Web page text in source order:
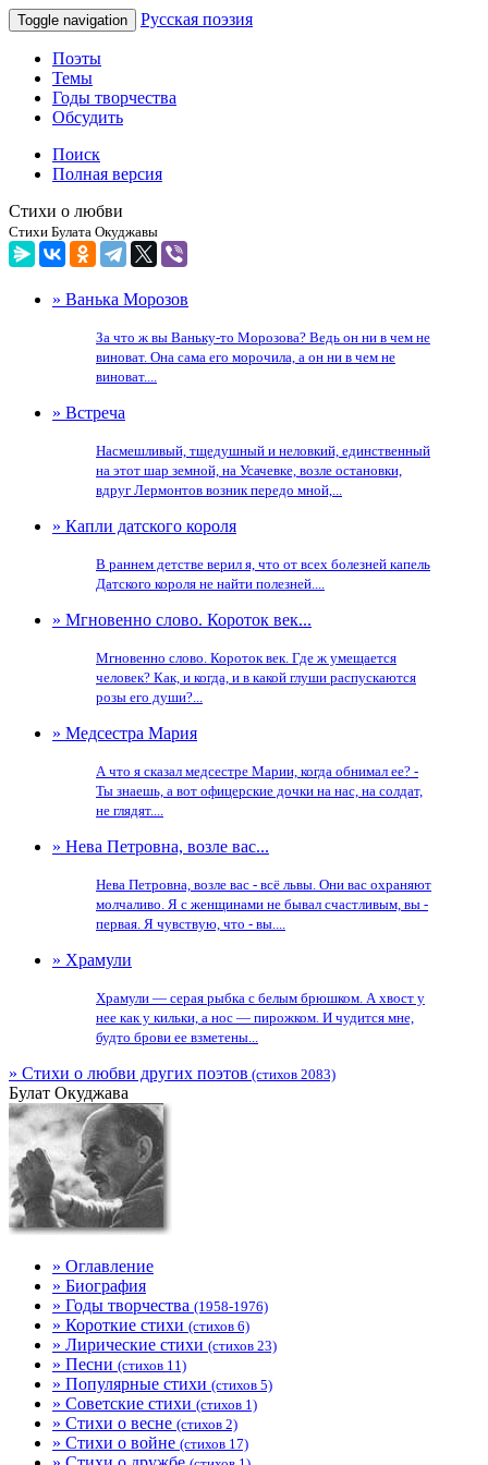
Toggle navigation Русская поэзия
Поэты
Темы
Годы творчества
Обсудить
Поиск
Полная версия
Стихи о любви
Стихи Булата Окуджавы
» Ванька Морозов
За что ж вы Ваньку-то Морозова? Ведь он ни в чем не
виноват. Она сама его морочила, а он ни в чем не
виноват....
» Встреча
Насмешливый, тщедушный и неловкий, единственный
на этот шар земной, на Усачевке, возле остановки,
вдруг Лермонтов возник передо мной,...
» Капли датского короля
В раннем детстве верил я, что от всех болезней капель
Датского короля не найти полезней....
» Мгновенно слово. Короток век...
Мгновенно слово. Короток век. Где ж умещается
человек? Как, и когда, и в какой глуши распускаются
розы его души?...
» Медсестра Мария
А что я сказал медсестре Марии, когда обнимал ее? -
Ты знаешь, а вот офицерские дочки на нас, на солдат,
не глядят....
» Нева Петровна, возле вас...
Нева Петровна, возле вас - всё львы. Они вас охраняют
молчаливо. Я с женщинами не бывал счастливым, вы -
первая. Я чувствую, что - вы....
» Храмули
Храмули — серая рыбка с белым брюшком. А хвост у
нее как у кильки, а нос — пирожком. И чудится мне,
будто брови ее взметены...
» Стихи о любви других поэтов (стихов 2083)
Булат Окуджава
» Оглавление
» Биография
» Годы творчества (1958-1976)
» Короткие стихи (стихов 6)
» Лирические стихи (стихов 23)
» Песни (стихов 11)
» Популярные стихи (стихов 5)
» Советские стихи (стихов 1)
» Стихи о весне (стихов 2)
» Стихи о войне (стихов 17)